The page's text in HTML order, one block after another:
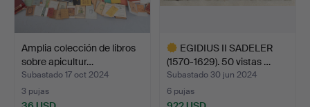
Amplia colección de libros
sobre apicultur…
Subastado 17 oct 2024
3 pujas
EGIDIUS II SADELER
(1570-1629). 50 vistas …
Subastado 30 jun 2024
6 pujas